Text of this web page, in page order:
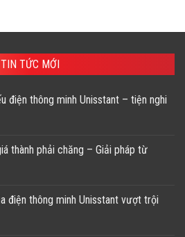
TIN TỨC MỚI
điện thông minh Unisstant – tiện nghi
thành phải chăng – Giải pháp từ
điện thông minh Unisstant vượt trội